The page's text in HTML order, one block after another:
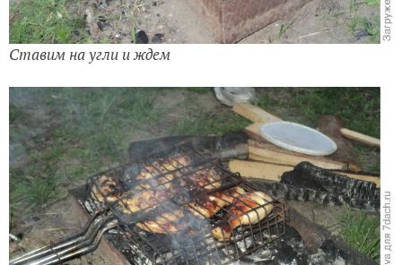
Ставим на угли и ждем